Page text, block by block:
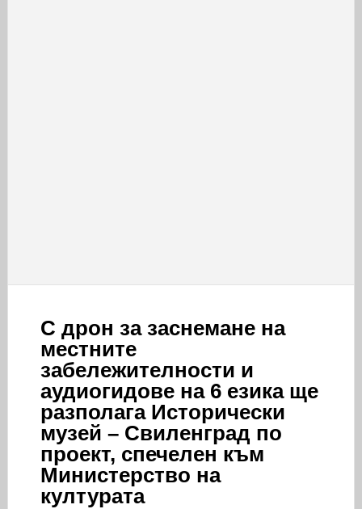
С дрон за заснемане на
местните
забележителности и
аудиогидове на 6 езика ще
разполага Исторически
музей – Свиленград по
проект, спечелен към
Министерство на
културата